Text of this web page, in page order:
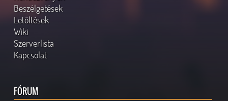
Beszélgetések
Letöltések
Wiki
Szerverlista
Kapcsolat
FÓRUM